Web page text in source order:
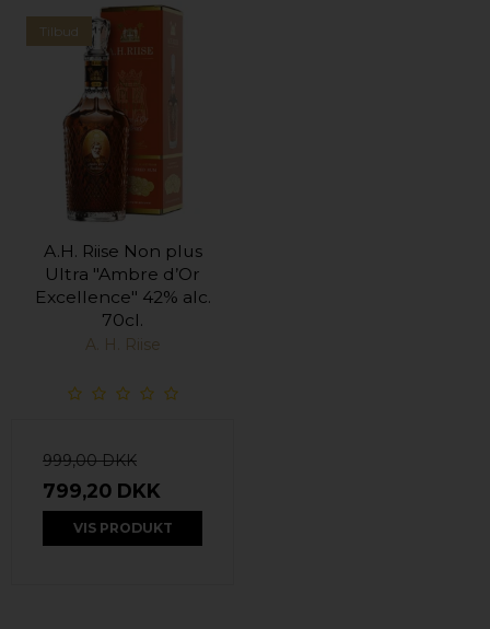
Tilbud
A.H. Riise Non plus
Ultra "Ambre d’Or
Excellence" 42% alc.
70cl.
A. H. Riise
999,00 DKK
799,20 DKK
VIS PRODUKT